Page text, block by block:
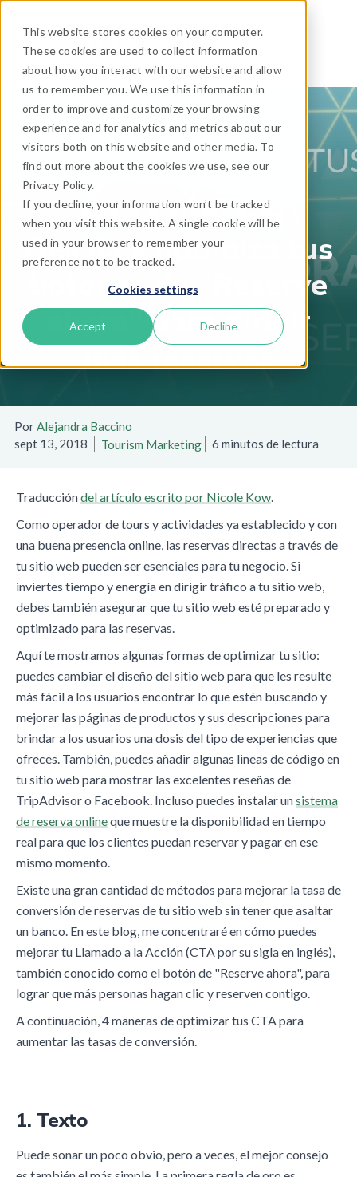
This website stores cookies on your computer.
These cookies are used to collect information
about how you interact with our website and allow
us to remember you. We use this information in
order to improve and customize your browsing
experience and for analytics and metrics about our
visitors both on this website and other media. To
find out more about the cookies we use, see our
Privacy Policy.
If you decline, your information won’t be tracked
when you visit this website. A single cookie will be
used in your browser to remember your
preference not to be tracked.
Cookies settings
Accept Decline
Diseña y optimiza tus
botones de "Reserve
ahora" para dirigir
más reservas
PorAlejandra Baccino
sept 13, 2018
Tourism Marketing 6 minutos de lectura
Traduccióndel artículo escrito por Nicole Kow
Como operador de tours y actividades ya establecido y con
una buena presencia online, las reservas directas a través de
tu sitio web pueden ser esenciales para tu negocio. Si
inviertes tiempo y energía en dirigir tráfico a tu sitio web,
debes también asegurar que tu sitio web esté preparado y
optimizado para las reservas.
Aquí te mostramos algunas formas de optimizar tu sitio:
puedes cambiar el diseño del sitio web para que les resulte
más fácil a los usuarios encontrar lo que estén buscando y
mejorar las páginas de productos y sus descripciones para
brindar a los usuarios una dosis del tipo de experiencias que
ofreces. También, puedes añadir algunas lineas de código en
tu sitio web para mostrar las excelentes reseñas de
TripAdvisor o Facebook. Incluso puedes instalar unsistema
de reserva onlineque muestre la disponibilidad en tiempo
real para que los clientes puedan reservar y pagar en ese
mismo momento.
Existe una gran cantidad de métodos para mejorar la tasa de
conversión de reservas de tu sitio web sin tener que asaltar
un banco. En este blog, me concentraré en cómo puedes
mejorar tu Llamado a la Acción (CTA por su sigla en inglés),
también conocido como el botón de "Reserve ahora", para
lograr que más personas hagan clic y reserven contigo.
A continuación, 4 maneras de optimizar tus CTA para
aumentar las tasas de conversión.
1. Texto
Puede sonar un poco obvio, pero a veces, el mejor consejo